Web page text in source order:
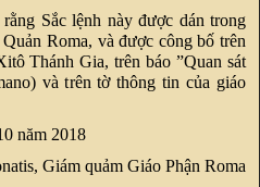
Sắc lệnh này được dán trong
Roma, và được công bố trên
Thánh Gia, trên báo ”Quan sát
và trên tờ thông tin của giáo
năm 2018
Giám quảm Giáo Phận Roma